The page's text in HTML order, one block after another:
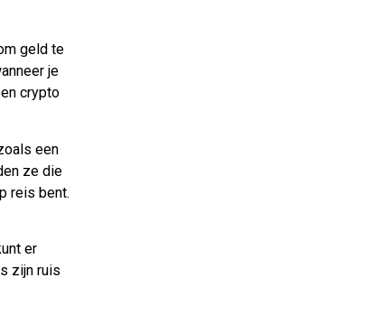
geld te
je
crypto
een
ze die
reis bent.
er
zijn ruis